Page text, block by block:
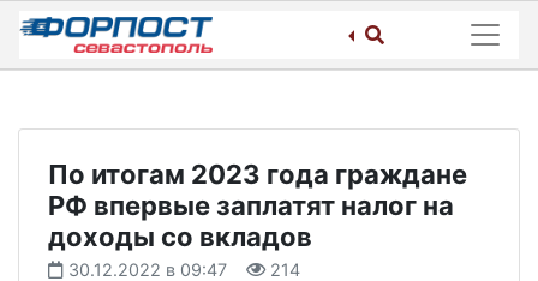
Skip
content
По итогам 2023 года граждане
РФ впервые заплатят налог на
доходы со вкладов
30.12.2022 в 09:47 214